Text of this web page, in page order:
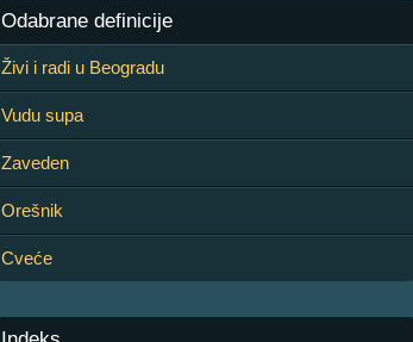
Odabrane definicije
Živi i radi u Beogradu
Vudu supa
Zaveden
Orešnik
Cveće